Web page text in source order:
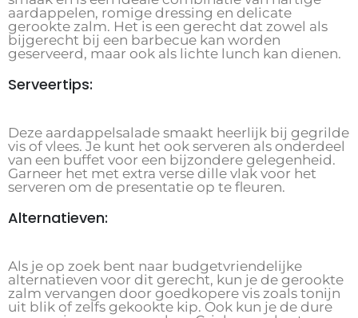
aardappelen, romige dressing en delicate
gerookte zalm. Het is een gerecht dat zowel als
bijgerecht bij een barbecue kan worden
geserveerd, maar ook als lichte lunch kan dienen.
Serveertips:
Deze aardappelsalade smaakt heerlijk bij gegrilde
vis of vlees. Je kunt het ook serveren als onderdeel
van een buffet voor een bijzondere gelegenheid.
Garneer het met extra verse dille vlak voor het
serveren om de presentatie op te fleuren.
Alternatieven:
Als je op zoek bent naar budgetvriendelijke
alternatieven voor dit gerecht, kun je de gerookte
zalm vervangen door goedkopere vis zoals tonijn
uit blik of zelfs gekookte kip. Ook kun je de dure